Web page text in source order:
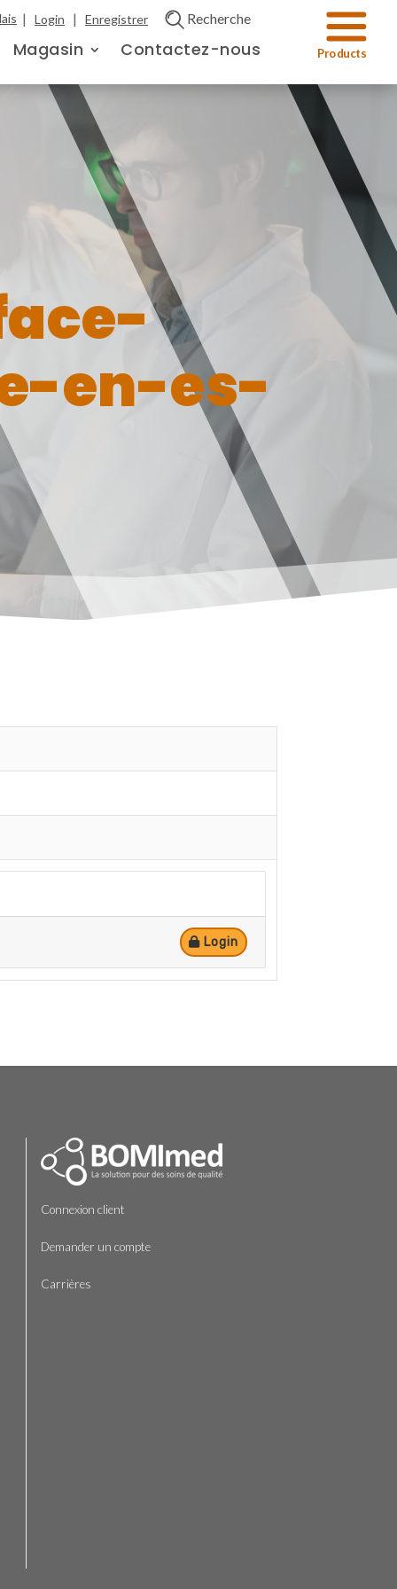
| Login | Enregistrer Recherche
Magasin Contactez-nous
en-es-
Login
Connexion client
Demander un compte
Carrières